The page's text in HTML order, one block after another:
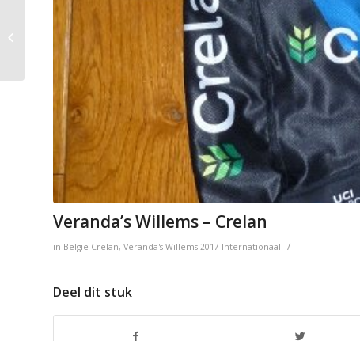
Veranda’s Willems – Crelan
in België Crelan, Veranda's Willems 2017 Internationaal /
Deel dit stuk
Ag2r – La Mondiale